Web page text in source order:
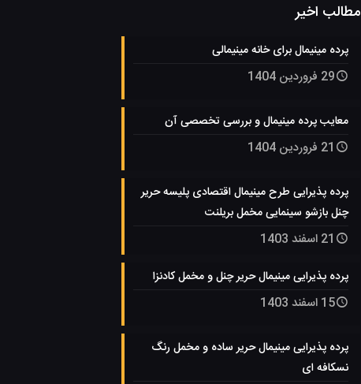
مطالب اخیر
پرده مینیمال برای خانه مینیمالی
29 فروردین 1404
معایب پرده مینیمال و بررسی تخصصی آن
21 فروردین 1404
پرده پذیرایی طرح مینیمال اقتصادی پلیسه حریر
چنل بازشو سینمایی مخمل بریلنت
21 اسفند 1403
پرده پذیرایی مینیمال حریر چنل و مخمل کادنزا
15 اسفند 1403
پرده پذیرایی مینیمال حریر ساده و مخمل رنگ
نسکافه ای